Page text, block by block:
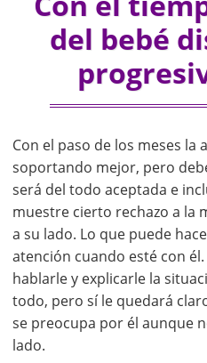
del bebé
Con el paso de los meses la
soportando mejor, pero
será del todo aceptada e
muestre cierto rechazo a la
a su lado. Lo que puede
atención cuando esté con
hablarle y explicarle la
todo, pero sí le quedará
se preocupa por él aunque
lado.